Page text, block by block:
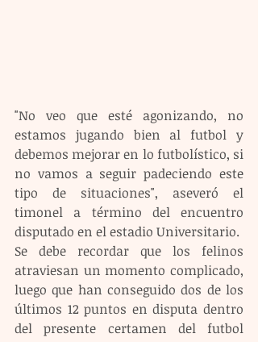
"No veo que esté agonizando, no
estamos jugando bien al futbol y
debemos mejorar en lo futbolístico, si
no vamos a seguir padeciendo este
tipo de situaciones", aseveró el
timonel a término del encuentro
disputado en el estadio Universitario.
Se debe recordar que los felinos
atraviesan un momento complicado,
luego que han conseguido dos de los
últimos 12 puntos en disputa dentro
del presente certamen del futbol